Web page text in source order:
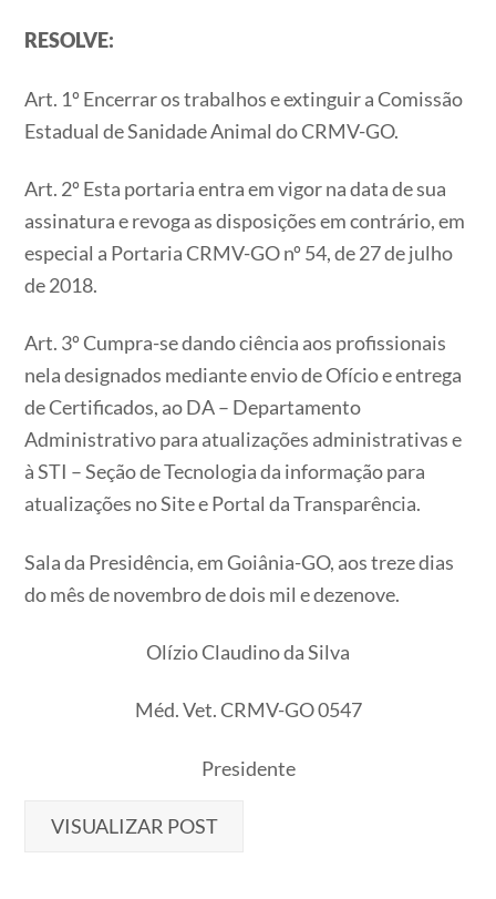
RESOLVE:
Art. 1º Encerrar os trabalhos e extinguir a Comissão
Estadual de Sanidade Animal do CRMV-GO.
Art. 2º Esta portaria entra em vigor na data de sua
assinatura e revoga as disposições em contrário, em
especial a Portaria CRMV-GO nº 54, de 27 de julho
de 2018.
Art. 3º Cumpra-se dando ciência aos profissionais
nela designados mediante envio de Ofício e entrega
de Certificados, ao DA – Departamento
Administrativo para atualizações administrativas e
à STI – Seção de Tecnologia da informação para
atualizações no Site e Portal da Transparência.
Sala da Presidência, em Goiânia-GO, aos treze dias
do mês de novembro de dois mil e dezenove.
Olízio Claudino da Silva
Méd. Vet. CRMV-GO 0547
Presidente
VISUALIZAR POST